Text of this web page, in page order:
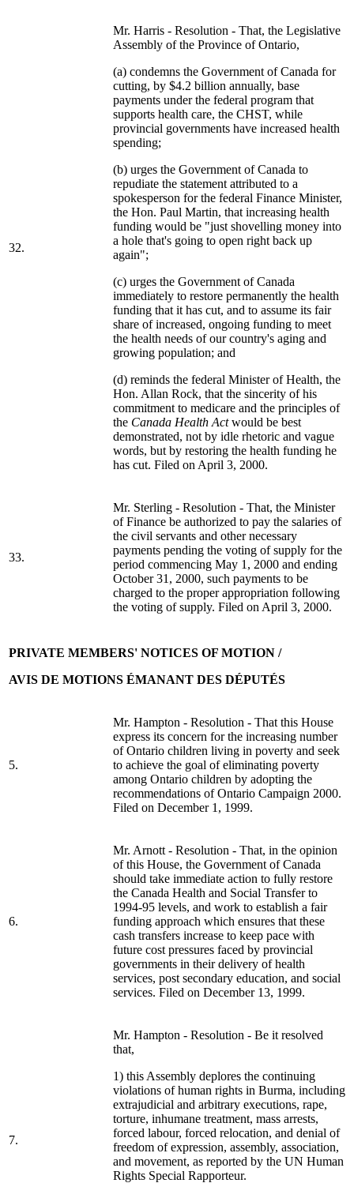
32.
Mr. Harris - Resolution - That, the Legislative
Assembly of the Province of Ontario,
(a) condemns the Government of Canada for
cutting, by $4.2 billion annually, base
payments under the federal program that
supports health care, the CHST, while
provincial governments have increased health
spending;
(b) urges the Government of Canada to
repudiate the statement attributed to a
spokesperson for the federal Finance Minister,
the Hon. Paul Martin, that increasing health
funding would be "just shovelling money into
a hole that's going to open right back up
again";
(c) urges the Government of Canada
immediately to restore permanently the health
funding that it has cut, and to assume its fair
share of increased, ongoing funding to meet
the health needs of our country's aging and
growing population; and
(d) reminds the federal Minister of Health, the
Hon. Allan Rock, that the sincerity of his
commitment to medicare and the principles of
the Canada Health Actwould be best
demonstrated, not by idle rhetoric and vague
words, but by restoring the health funding he
has cut. Filed on April 3, 2000.
33.
Mr. Sterling - Resolution - That, the Minister
of Finance be authorized to pay the salaries of
the civil servants and other necessary
payments pending the voting of supply for the
period commencing May 1, 2000 and ending
October 31, 2000, such payments to be
charged to the proper appropriation following
the voting of supply. Filed on April 3, 2000.
PRIVATE MEMBERS' NOTICES OF MOTION /
AVIS DE MOTIONS ÉMANANT DES DÉPUTÉS
5.
Mr. Hampton - Resolution - That this House
express its concern for the increasing number
of Ontario children living in poverty and seek
to achieve the goal of eliminating poverty
among Ontario children by adopting the
recommendations of Ontario Campaign 2000.
Filed on December 1, 1999.
6.
Mr. Arnott - Resolution - That, in the opinion
of this House, the Government of Canada
should take immediate action to fully restore
the Canada Health and Social Transfer to
1994-95 levels, and work to establish a fair
funding approach which ensures that these
cash transfers increase to keep pace with
future cost pressures faced by provincial
governments in their delivery of health
services, post secondary education, and social
services. Filed on December 13, 1999.
7.
Mr. Hampton - Resolution - Be it resolved
that,
1) this Assembly deplores the continuing
violations of human rights in Burma, including
extrajudicial and arbitrary executions, rape,
torture, inhumane treatment, mass arrests,
forced labour, forced relocation, and denial of
freedom of expression, assembly, association,
and movement, as reported by the UN Human
Rights Special Rapporteur.